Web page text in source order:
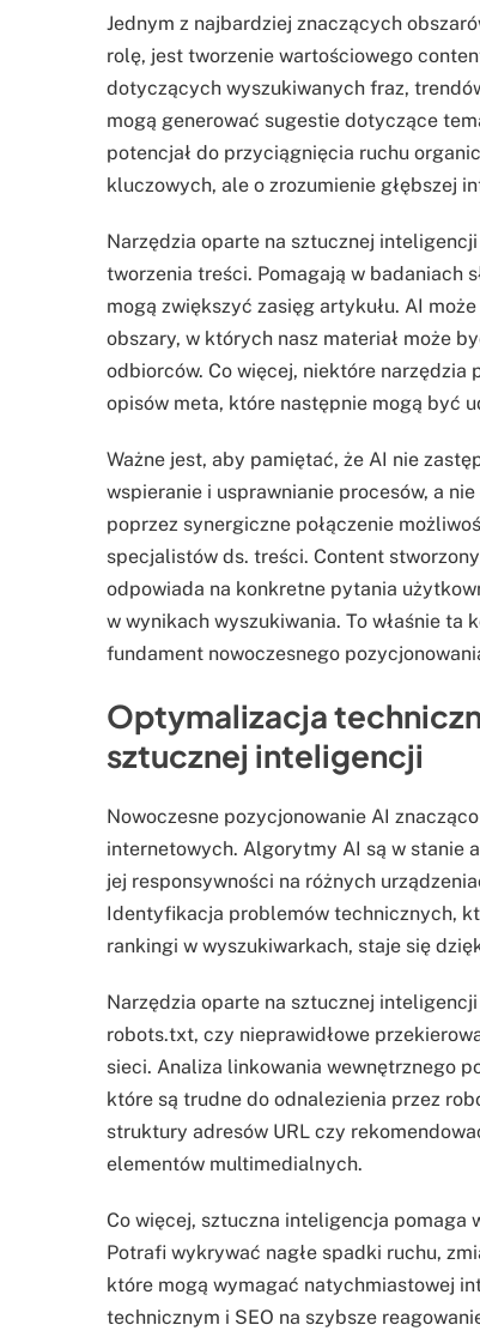
Jednym z najbardziej znaczących
rolę, jest tworzenie wartościowego
dotyczących wyszukiwanych fraz,
mogą generować sugestie dotyczące
potencjał do przyciągnięcia ruchu
kluczowych, ale o zrozumienie głębszej
Narzędzia oparte na sztucznej
tworzenia treści. Pomagają w badaniach
mogą zwiększyć zasięg artykułu. AI
obszary, w których nasz materiał może
odbiorców. Co więcej, niektóre narzędzia
opisów meta, które następnie mogą być
Ważne jest, aby pamiętać, że AI nie
wspieranie i usprawnianie procesów, a
poprzez synergiczne połączenie
specjalistów ds. treści. Content
odpowiada na konkretne pytania
w wynikach wyszukiwania. To właśnie
fundament nowoczesnego
Optymalizacja
sztucznej inteligencji
Nowoczesne pozycjonowanie AI
internetowych. Algorytmy AI są w stanie
jej responsywności na różnych
Identyfikacja problemów technicznych,
rankingi w wyszukiwarkach, staje się
Narzędzia oparte na sztucznej
robots.txt, czy nieprawidłowe
sieci. Analiza linkowania wewnętrznego
które są trudne do odnalezienia przez
struktury adresów URL czy
elementów multimedialnych.
Co więcej, sztuczna inteligencja pomaga
Potrafi wykrywać nagłe spadki ruchu,
które mogą wymagać natychmiastowej
technicznym i SEO na szybsze